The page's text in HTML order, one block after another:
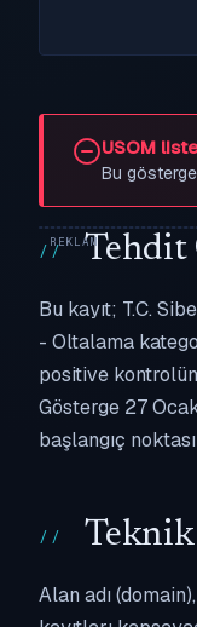
USOM
Bu
Tehdit
Bu kayıt; T.C.
- Oltalama
positive
Gösterge 27
başlangıç
Teknik
Alan adı